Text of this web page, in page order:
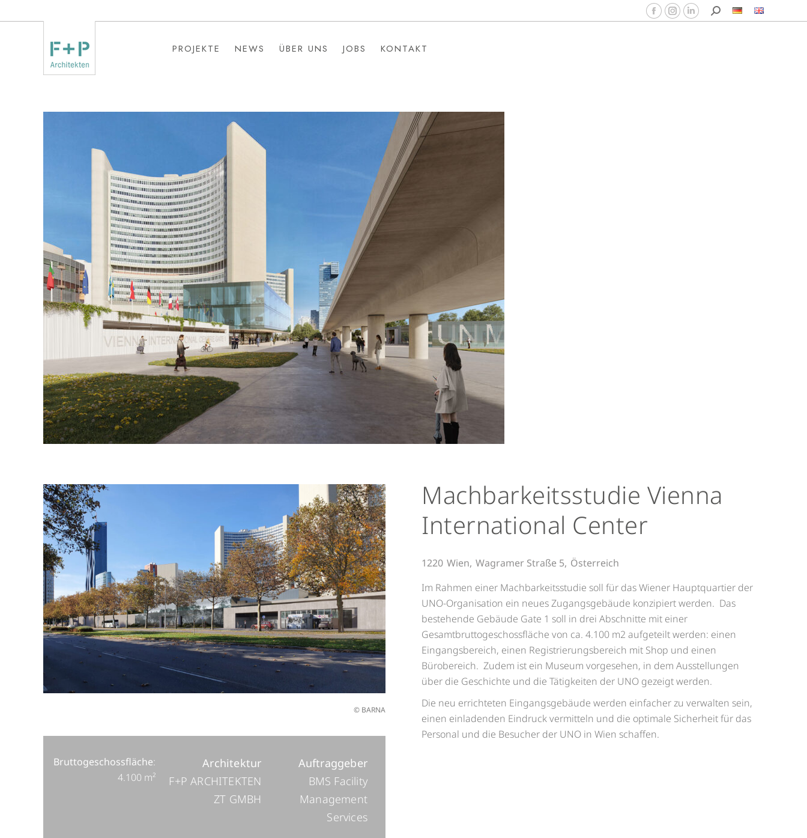
PROJEKTE NEWS ÜBER UNS JOBS KONTAKT
© BARNA
Auftraggeber
BMS Facility
Management
Services
Architektur
F+P ARCHITEKTEN
ZT GMBH
Bruttogeschossfläche:
4.100 m²
Machbarkeitsstudie Vienna
International Center
1220 Wien, Wagramer Straße 5, Österreich
Im Rahmen einer Machbarkeitsstudie soll für das Wiener Hauptquartier der
UNO-Organisation ein neues Zugangsgebäude konzipiert werden. Das
bestehende Gebäude Gate 1 soll in drei Abschnitte mit einer
Gesamtbruttogeschossfläche von ca. 4.100 m2 aufgeteilt werden: einen
Eingangsbereich, einen Registrierungsbereich mit Shop und einen
Bürobereich. Zudem ist ein Museum vorgesehen, in dem Ausstellungen
über die Geschichte und die Tätigkeiten der UNO gezeigt werden.
Die neu errichteten Eingangsgebäude werden einfacher zu verwalten sein,
einen einladenden Eindruck vermitteln und die optimale Sicherheit für das
Personal und die Besucher der UNO in Wien schaffen.